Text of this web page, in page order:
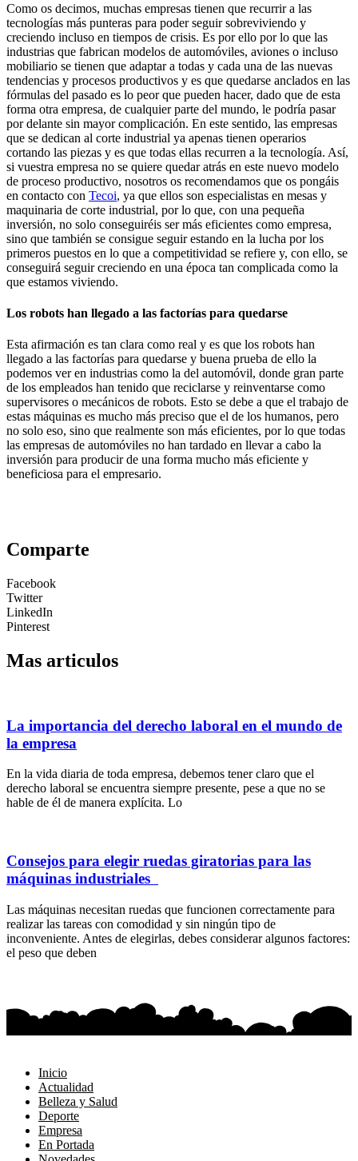
Como os decimos, muchas empresas tienen que recurrir a las
tecnologías más punteras para poder seguir sobreviviendo y
creciendo incluso en tiempos de crisis. Es por ello por lo que las
industrias que fabrican modelos de automóviles, aviones o incluso
mobiliario se tienen que adaptar a todas y cada una de las nuevas
tendencias y procesos productivos y es que quedarse anclados en las
fórmulas del pasado es lo peor que pueden hacer, dado que de esta
forma otra empresa, de cualquier parte del mundo, le podría pasar
por delante sin mayor complicación. En este sentido, las empresas
que se dedican al corte industrial ya apenas tienen operarios
cortando las piezas y es que todas ellas recurren a la tecnología. Así,
si vuestra empresa no se quiere quedar atrás en este nuevo modelo
de proceso productivo, nosotros os recomendamos que os pongáis
en contacto con Tecoi, ya que ellos son especialistas en mesas y
maquinaria de corte industrial, por lo que, con una pequeña
inversión, no solo conseguiréis ser más eficientes como empresa,
sino que también se consigue seguir estando en la lucha por los
primeros puestos en lo que a competitividad se refiere y, con ello, se
conseguirá seguir creciendo en una época tan complicada como la
que estamos viviendo.
Los robots han llegado a las factorías para quedarse
Esta afirmación es tan clara como real y es que los robots han
llegado a las factorías para quedarse y buena prueba de ello la
podemos ver en industrias como la del automóvil, donde gran parte
de los empleados han tenido que reciclarse y reinventarse como
supervisores o mecánicos de robots. Esto se debe a que el trabajo de
estas máquinas es mucho más preciso que el de los humanos, pero
no solo eso, sino que realmente son más eficientes, por lo que todas
las empresas de automóviles no han tardado en llevar a cabo la
inversión para producir de una forma mucho más eficiente y
beneficiosa para el empresario.
Comparte
Facebook
Twitter
LinkedIn
Pinterest
Mas articulos
La importancia del derecho laboral en el mundo de
la empresa
En la vida diaria de toda empresa, debemos tener claro que el
derecho laboral se encuentra siempre presente, pese a que no se
hable de él de manera explícita. Lo
Consejos para elegir ruedas giratorias para las
máquinas industriales
Las máquinas necesitan ruedas que funcionen correctamente para
realizar las tareas con comodidad y sin ningún tipo de
inconveniente. Antes de elegirlas, debes considerar algunos factores:
el peso que deben
Inicio
Actualidad
Belleza y Salud
Deporte
Empresa
En Portada